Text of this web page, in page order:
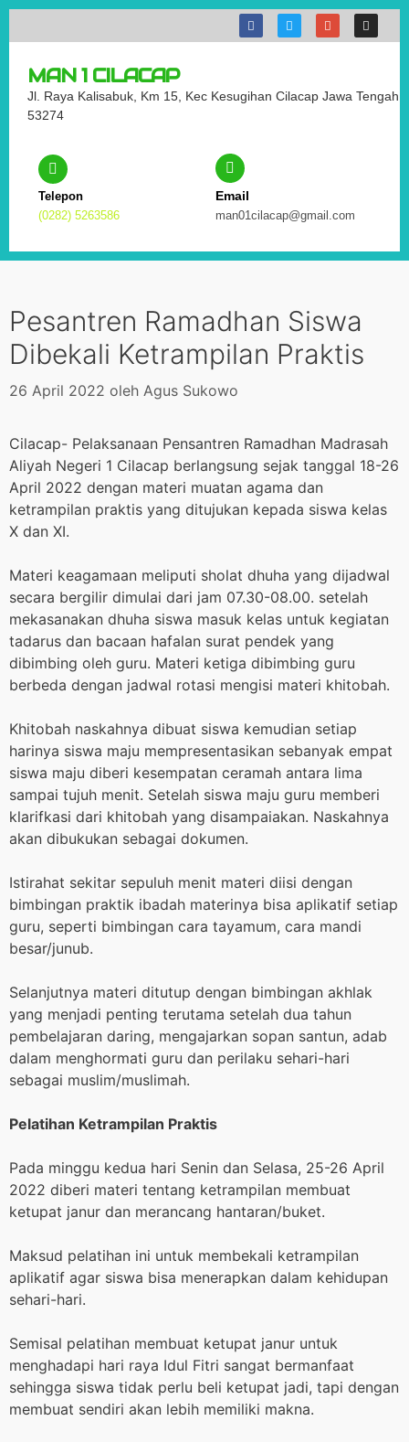
MAN 1 CILACAP
Jl. Raya Kalisabuk, Km 15, Kec Kesugihan Cilacap Jawa Tengah
53274
Telepon
(0282) 5263586
Email
man01cilacap@gmail.com
Pesantren Ramadhan Siswa
Dibekali Ketrampilan Praktis
26 April 2022 oleh Agus Sukowo
Cilacap- Pelaksanaan Pensantren Ramadhan Madrasah
Aliyah Negeri 1 Cilacap berlangsung sejak tanggal 18-26
April 2022 dengan materi muatan agama dan
ketrampilan praktis yang ditujukan kepada siswa kelas
X dan XI.
Materi keagamaan meliputi sholat dhuha yang dijadwal
secara bergilir dimulai dari jam 07.30-08.00. setelah
mekasanakan dhuha siswa masuk kelas untuk kegiatan
tadarus dan bacaan hafalan surat pendek yang
dibimbing oleh guru. Materi ketiga dibimbing guru
berbeda dengan jadwal rotasi mengisi materi khitobah.
Khitobah naskahnya dibuat siswa kemudian setiap
harinya siswa maju mempresentasikan sebanyak empat
siswa maju diberi kesempatan ceramah antara lima
sampai tujuh menit. Setelah siswa maju guru memberi
klarifkasi dari khitobah yang disampaiakan. Naskahnya
akan dibukukan sebagai dokumen.
Istirahat sekitar sepuluh menit materi diisi dengan
bimbingan praktik ibadah materinya bisa aplikatif setiap
guru, seperti bimbingan cara tayamum, cara mandi
besar/junub.
Selanjutnya materi ditutup dengan bimbingan akhlak
yang menjadi penting terutama setelah dua tahun
pembelajaran daring, mengajarkan sopan santun, adab
dalam menghormati guru dan perilaku sehari-hari
sebagai muslim/muslimah.
Pelatihan Ketrampilan Praktis
Pada minggu kedua hari Senin dan Selasa, 25-26 April
2022 diberi materi tentang ketrampilan membuat
ketupat janur dan merancang hantaran/buket.
Maksud pelatihan ini untuk membekali ketrampilan
aplikatif agar siswa bisa menerapkan dalam kehidupan
sehari-hari.
Semisal pelatihan membuat ketupat janur untuk
menghadapi hari raya Idul Fitri sangat bermanfaat
sehingga siswa tidak perlu beli ketupat jadi, tapi dengan
membuat sendiri akan lebih memiliki makna.